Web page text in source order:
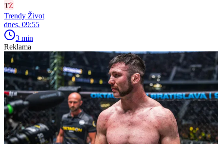
Trendy Život
dnes, 09:55
3 min
Reklama